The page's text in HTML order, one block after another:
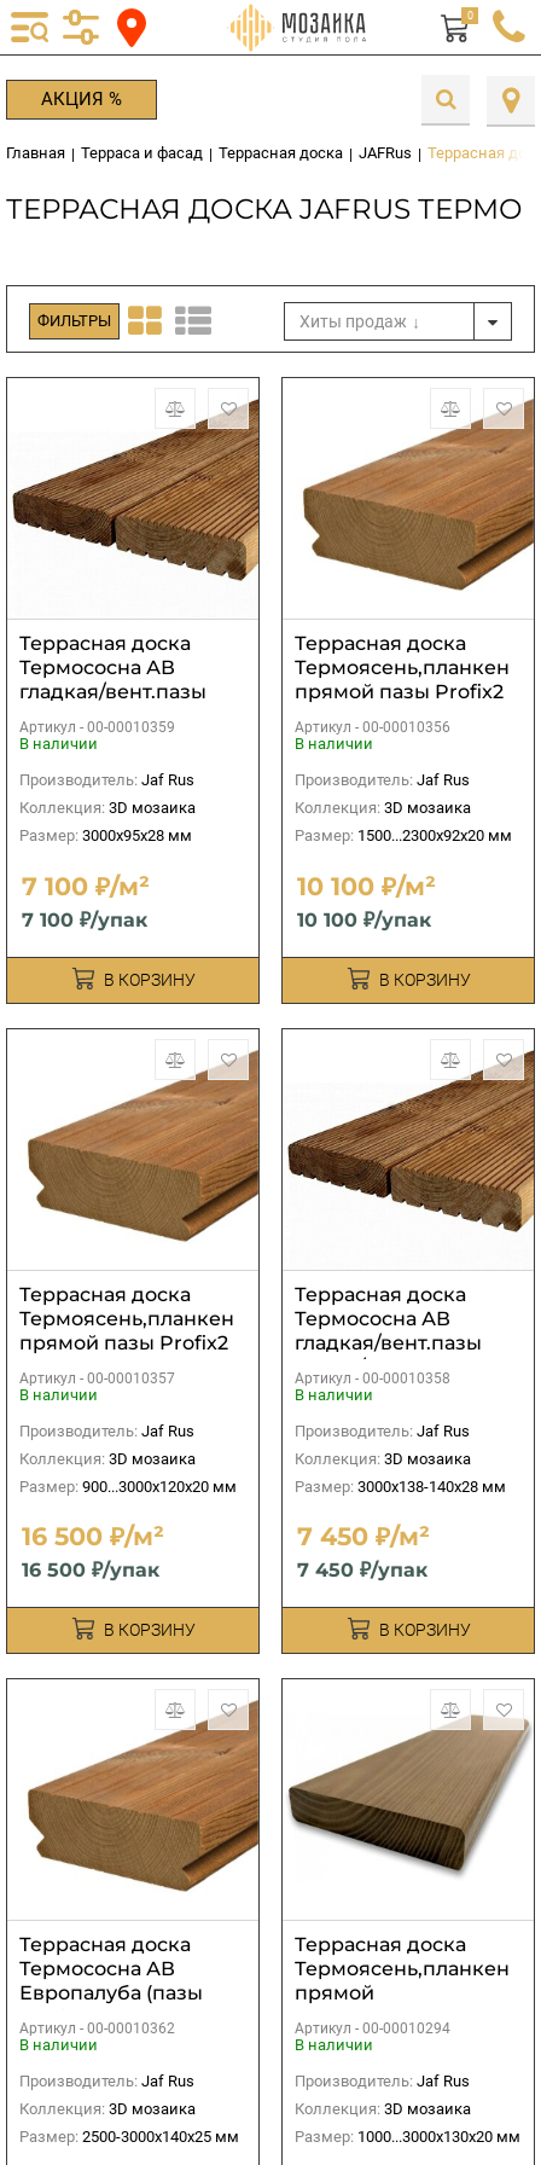
0
АКЦИЯ %
Главная | Терраса и фасад | Террасная доска | JAFRus | Террасная
ТЕРРАСНАЯ ДОСКА JAFRUS ТЕРМО
Хиты продаж
ФИЛЬТРЫ
Террасная доска
Термососна АВ
гладкая/вент.пазы
28х95х3000 мм
Артикул - 00-00010359
В наличии
Производитель: Jaf Rus
Коллекция: 3D мозаика
Размер: 3000х95х28 мм
7 100 ₽/м²
7 100 ₽/упак
В КОРЗИНУ
Террасная доска
Термоясень,планкен
прямой пазы Profix2
20х92х1500...2300 мм
Артикул - 00-00010356
В наличии
Производитель: Jaf Rus
Коллекция: 3D мозаика
Размер: 1500...2300х92х20 мм
10 100 ₽/м²
10 100 ₽/упак
В КОРЗИНУ
Террасная доска
Термоясень,планкен
прямой пазы Profix2
Артикул - 00-00010357
В наличии
Производитель: Jaf Rus
Коллекция: 3D мозаика
Размер: 900...3000х120х20 мм
16 500 ₽/м²
16 500 ₽/упак
В КОРЗИНУ
Террасная доска
Термососна АВ
гладкая/вент.пазы
28х138/140х3000 мм
Артикул - 00-00010358
В наличии
Производитель: Jaf Rus
Коллекция: 3D мозаика
Размер: 3000х138-140х28 мм
7 450 ₽/м²
7 450 ₽/упак
В КОРЗИНУ
Террасная доска
Термососна АВ
Европалуба (пазы
3000 мм
Артикул - 00-00010362
В наличии
Производитель: Jaf Rus
Коллекция: 3D мозаика
Размер: 2500-3000х140х25 мм
Террасная доска
Термоясень,планкен
прямой
20х130х1000...3000 мм
Артикул - 00-00010294
В наличии
Производитель: Jaf Rus
Коллекция: 3D мозаика
Размер: 1000...3000х130х20 мм